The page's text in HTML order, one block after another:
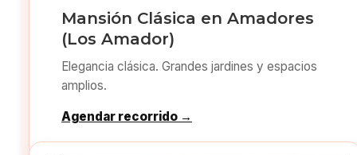
Mansión Clásica en Amadores
(Los Amador)
Elegancia clásica. Grandes jardines y espacios
amplios.
Agendar recorrido →